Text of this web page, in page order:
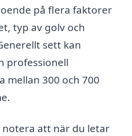
på flera faktorer
typ av golv och
sett kan
professionell
mellan 300 och 700
att när du letar